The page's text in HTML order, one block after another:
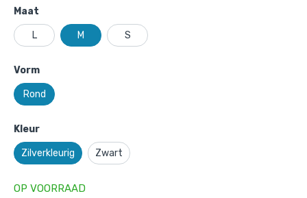
Maat
L M S
Vorm
Rond
Kleur
Zilverkleurig Zwart
OP VOORRAAD
zilverkleurig
winkelmandje